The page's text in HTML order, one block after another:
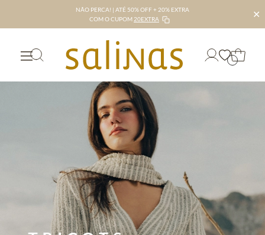
NÃO PERCA! | ATÉ 50% OFF + 20% EXTRA
COM O CUPOM 20EXTRA ✕